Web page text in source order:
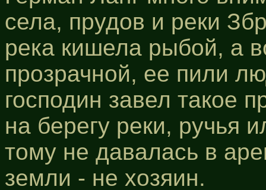
села, прудов и реки
река кишела рыбой, а
прозрачной, ее пили
господин завел такое
на берегу реки, ручья
тому не давалась в
земли - не хозяин.